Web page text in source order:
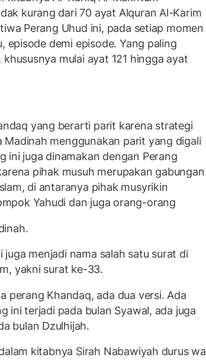
kurang dari 70 ayat Alquran Al-Karim
Perang Uhud ini, pada setiap momen
episode demi episode. Yang paling
mulai ayat 121 hingga ayat
yang berarti parit karena strategi
menggunakan parit yang digali
ini juga dinamakan dengan Perang
pihak musuh merupakan gabungan
di antaranya pihak musyrikin
Yahudi dan juga orang-orang
juga menjadi nama salah satu surat di
yakni surat ke-33.
perang Khandaq, ada dua versi. Ada
ini terjadi pada bulan Syawal, ada juga
bulan Dzulhijah.
kitabnya Sirah Nabawiyah durus wa